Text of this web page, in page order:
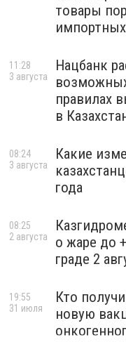
товары
импортных
Нацбанк
правилах
в
11:28
3 августа
Какие
года
08:24
3 августа
о жаре до
граде 2
08:25
2 августа
Кто
новую
19:55
31 июля